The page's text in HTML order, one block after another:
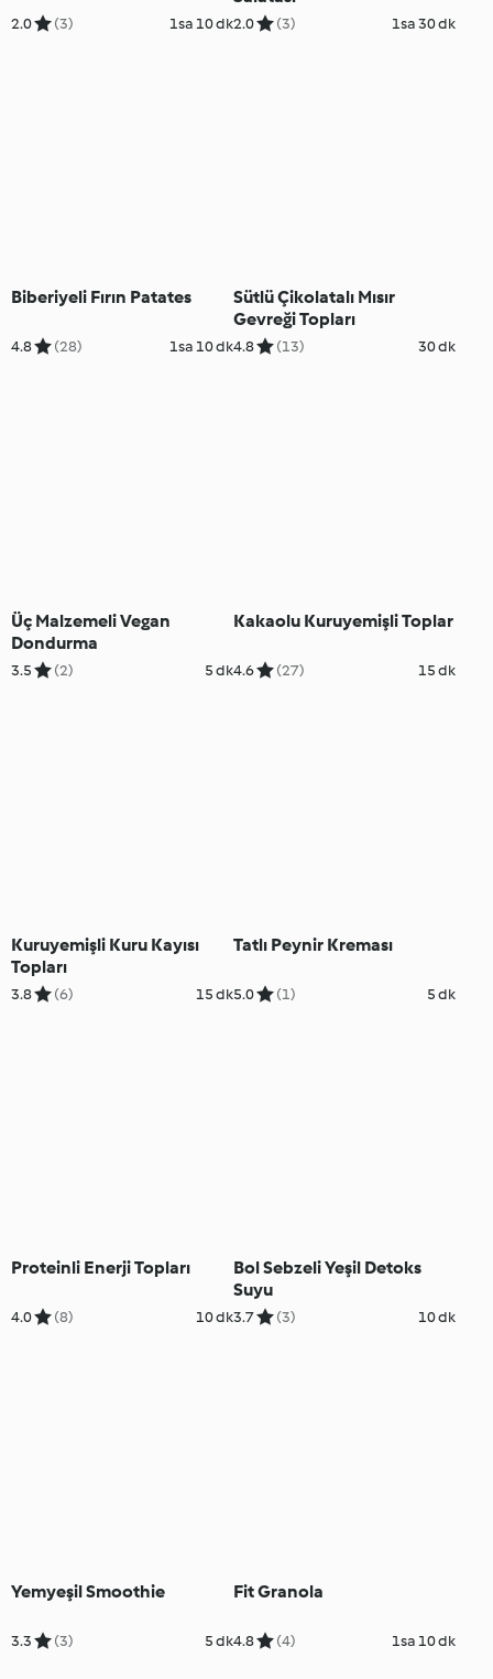
2.0 (3) 1sa 10 dk2.0 (3) 1sa 30 dk
Biberiyeli Fırın Patates
4.8 (28) 1sa 10 dk
Sütlü Çikolatalı Mısır
Gevreği Topları
4.8 (13) 30 dk
Üç Malzemeli Vegan
Dondurma
3.5 (2) 5 dk
Kakaolu Kuruyemişli Toplar
4.6 (27) 15 dk
Kuruyemişli Kuru Kayısı
Topları
3.8 (6) 15 dk
Tatlı Peynir Kreması
5.0 (1) 5 dk
Proteinli Enerji Topları
4.0 (8) 10 dk
Bol Sebzeli Yeşil Detoks
Suyu
3.7 (3) 10 dk
Yemyeşil Smoothie
3.3 (3) 5 dk
Fit Granola
4.8 (4) 1sa 10 dk